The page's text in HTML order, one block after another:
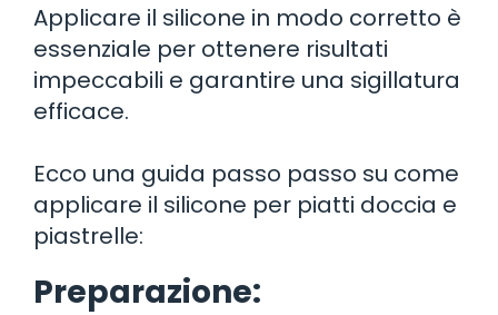
Applicare il silicone in modo corretto è
essenziale per ottenere risultati
impeccabili e garantire una sigillatura
efficace.
Ecco una guida passo passo su come
applicare il silicone per piatti doccia e
piastrelle:
Preparazione: